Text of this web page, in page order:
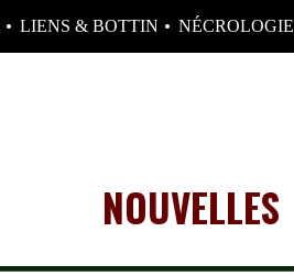
LIENS & BOTTIN NÉCROLOGIE
NOUVELLES